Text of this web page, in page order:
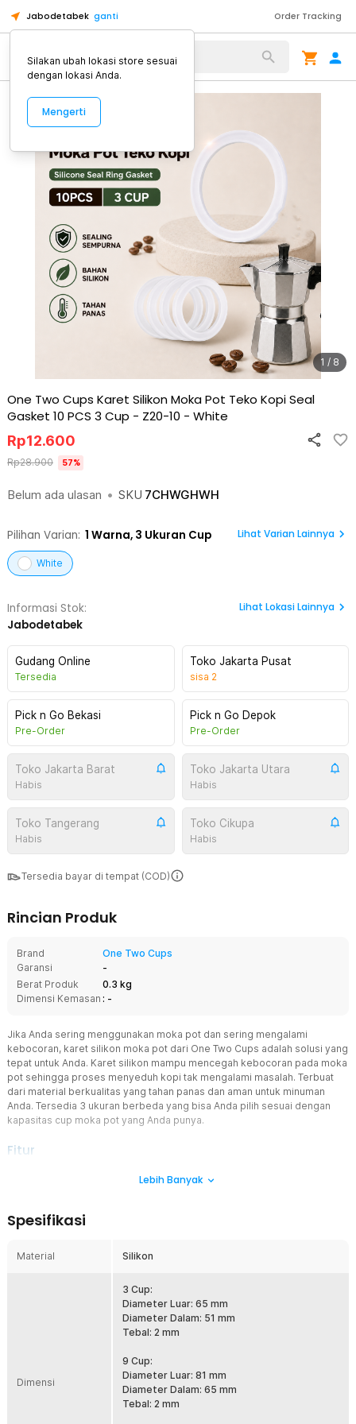
Jabodetabek ganti Order Tracking
Alat Kopi
1 / 8
One Two Cups Karet Silikon Moka Pot Teko Kopi Seal
Gasket 10 PCS 3 Cup - Z20-10 - White
Belum ada ulasan • SKU 7CHWGHWH
Rp12.600
Rp28.900 57%
Pilihan Varian: 1 Warna, 3 Ukuran Cup Lihat Varian Lainnya
White
Informasi Stok:
Jabodetabek
Lihat Lokasi Lainnya
Gudang Online
Tersedia
Toko Jakarta Pusat
sisa 2
Pick n Go Bekasi
Pre-Order
Pick n Go Depok
Pre-Order
Toko Jakarta Barat
Habis
Toko Jakarta Utara
Habis
Toko Tangerang
Habis
Toko Cikupa
Habis
Tersedia bayar di tempat (COD)
Rincian Produk
Brand
One Two Cups
Garansi
-
Berat Produk
0.3 kg
Dimensi Kemasan : -
Jika Anda sering menggunakan moka pot dan sering mengalami
kebocoran, karet silikon moka pot dari One Two Cups adalah solusi yang
tepat untuk Anda. Karet silikon mampu mencegah kebocoran pada moka
pot sehingga proses menyeduh kopi tak mengalami masalah. Terbuat
dari material berkualitas yang tahan panas dan aman untuk minuman
Anda. Tersedia 3 ukuran berbeda yang bisa Anda pilih sesuai dengan
kapasitas cup moka pot yang Anda punya.
Fitur
Segel Sambungan, Cegah Kebocoran
dipanaskan, tekanan uap air meningkat, dan karet silikon mencegah
tekanan yang diperlukan untuk membuat kopi tidak akan tercapai,
Menjaga Tekanan Internal
Untuk mendapatkan kopi yang sempurna, moka pot harus
mencapai dan mempertahankan tekanan tertentu. Karet silikon
moka pot memastikan bahwa semua tekanan yang dihasilkan oleh
diekstraksi. Karet yang bocor atau tidak terpasang dengan baik
akan menyebabkan penurunan tekanan, yang berdampak negatif
pada rasa dan kekuatan kopi.
Ketahanan Terhadap Suhu Tinggi
Lebih Banyak
Spesifikasi
Material Silikon
Dimensi
3 Cup:
Diameter Luar: 65 mm
Diameter Dalam: 51 mm
Tebal: 2 mm
9 Cup:
Diameter Luar: 81 mm
Diameter Dalam: 65 mm
Tebal: 2 mm
Silakan ubah lokasi store sesuai
dengan lokasi Anda.
Mengerti